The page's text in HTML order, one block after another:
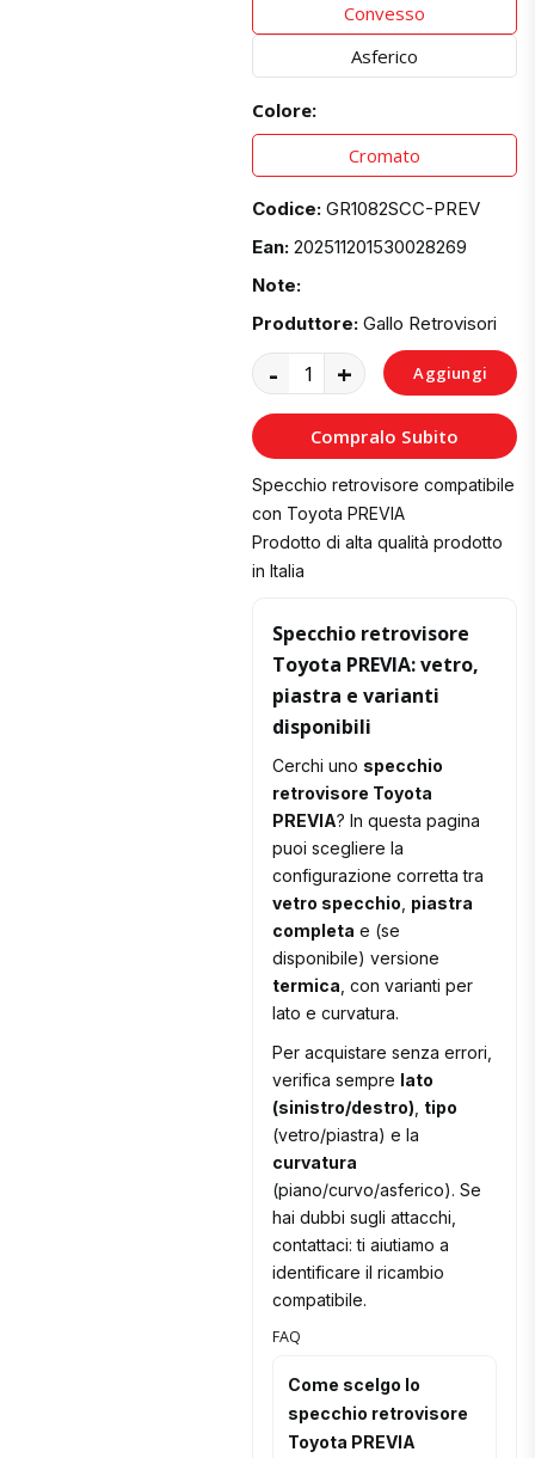
Convesso
Asferico
Colore:
Cromato
Codice: GR1082SCC-PREV
Ean: 202511201530028269
Note:
Produttore: Gallo Retrovisori
- + Aggiungi
al
Carrello
Compralo Subito
Specchio retrovisore compatibile
con Toyota PREVIA
Prodotto di alta qualità prodotto
in Italia
Specchio retrovisore
Toyota PREVIA: vetro,
piastra e varianti
disponibili
Cerchi uno specchio
retrovisore Toyota
PREVIA? In questa pagina
puoi scegliere la
configurazione corretta tra
vetro specchio piastra
completa e (se
disponibile) versione
termica , con varianti per
lato e curvatura.
Per acquistare senza errori,
verifica sempre lato
(sinistro/destro) tipo
(vetro/piastra) e la
curvatura
(piano/curvo/asferico). Se
hai dubbi sugli attacchi,
contattaci: ti aiutiamo a
identificare il ricambio
compatibile.
FAQ
Come scelgo lo
specchio retrovisore
Toyota PREVIA